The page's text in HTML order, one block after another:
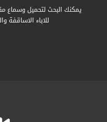
يمكنك البحث لتحميل
للاباء